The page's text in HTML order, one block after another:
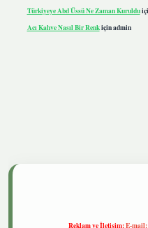
Türkiyeye Abd Üssü Ne Zaman Kuruldu
Acı Kahve Nasıl Bir Renkiçinadmin
Reklam ve İletişim:E-mail: